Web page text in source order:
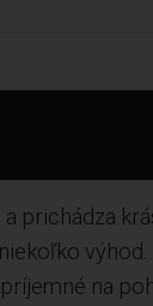
prichádza
na